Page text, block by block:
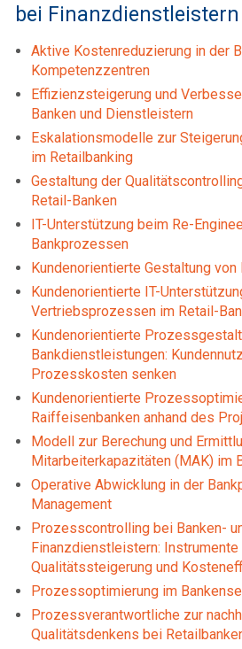
bei Finanzdienstleistern
Aktive Kostenreduzierung in der
Kompetenzzentren
Effizienzsteigerung und
Banken und Dienstleistern
Eskalationsmodelle zur
im Retailbanking
Gestaltung der
Retail-Banken
IT-Unterstützung beim Re-
Bankprozessen
Kundenorientierte Gestaltung
Kundenorientierte IT-
Vertriebsprozessen im Retail-
Kundenorientierte
Bankdienstleistungen:
Prozesskosten senken
Kundenorientierte
Raiffeisenbanken anhand des
Modell zur Berechung und
Mitarbeiterkapazitäten (MAK) im
Operative Abwicklung in der
Management
Prozesscontrolling bei Banken-
Finanzdienstleistern: Instrumente
Qualitätssteigerung und
Prozessoptimierung im
Prozessverantwortliche zur
Qualitätsdenkens bei